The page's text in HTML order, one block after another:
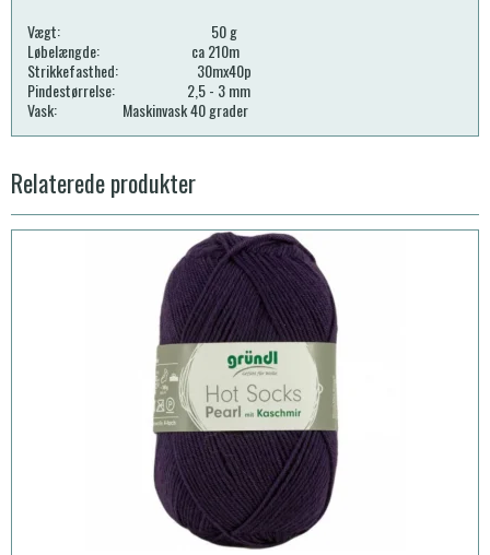
Vægt: 50 g
Løbelængde: ca 210m
Strikkefasthed: 30mx40p
Pindestørrelse: 2,5 - 3 mm
Vask: Maskinvask 40 grader
Relaterede produkter